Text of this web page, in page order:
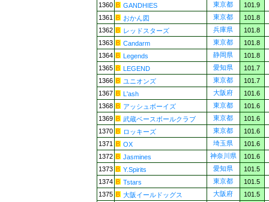
1360
GANDHIES 東京都
101.9
1361
おかん図 東京都
101.8
1362
レッドスターズ 兵庫県
101.8
1363
Candarm 東京都
101.8
1364
Legends 静岡県
101.8
1365
LEGEND 愛知県
101.7
1366
ユニオンズ 東京都
101.7
1367
L'ash 大阪府
101.6
1368
アッシュボーイズ 東京都
101.6
1369
武蔵ベースボールクラブ 東京都
101.6
1370
ロッキーズ 東京都
101.6
1371
OX 埼玉県
101.6
1372
Jasmines 神奈川県
101.6
1373
Y.Spirits 愛知県
101.5
1374
Tstars 東京都
101.5
1375
大阪イールドッグス 大阪府
101.5